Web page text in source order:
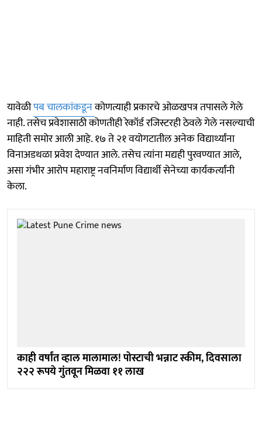
यावेळीपब चालकांकडूनकोणत्याही प्रकारचे ओळखपत्र तपासले गेले
नाही. तसेच प्रवेशासाठी कोणतीही रेकॉर्ड रजिस्टरही ठेवले गेले नसल्याची
माहिती समोर आली आहे. १७ ते २१ वयोगटातील अनेक विद्यार्थ्यांना
विनाअडथळा प्रवेश देण्यात आले. तसेच त्यांना मद्यही पुरवण्यात आले,
असा गंभीर आरोप महाराष्ट्र नवनिर्माण विद्यार्थी सेनेच्या कार्यकर्त्यांनी
केला.
काही वर्षांत व्हाल मालामाल! पोस्टाची भन्नाट स्कीम, दिवसाला
२२२ रूपये गुंतवून मिळवा ११ लाख